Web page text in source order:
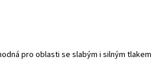
pro oblasti se slabým i silným tlakem